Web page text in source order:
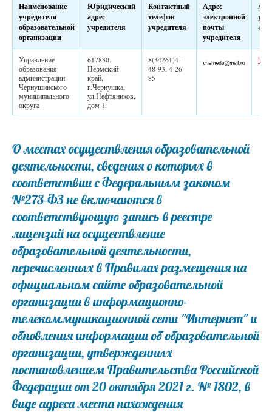
Наименование
учредителя
образовательной
организации
Юридический
адрес
учредителя
Контактный
телефон
учредителя
Адрес
электронной
почты
учредителя
Управление
образования
администрации
Чернушинского
муниципального
округа
617830.
Пермский
край,
г.Чернушка,
ул.Нефтяников,
дом 1.
8(34261)4-
48-93, 4-26-
85
О местах осуществления образовательной
деятельности, сведения о которых в
соответствии с Федеральным законом
№273-ФЗ не включаются в
соответствующую запись в реестре
лицензий на осуществление
образовательной деятельности,
перечисленных в Правилах размещения на
официальном сайте образовательной
организации в информационно-
телекоммуникационной сети "Интернет" и
обновления информации об образовательной
организации, утвержденных
постановлением Правительства Российской
Федерации от 20 октября 2021 г. № 1802, в
виде адреса места нахождения